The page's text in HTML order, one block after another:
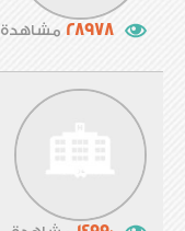
28978 مشاهدة